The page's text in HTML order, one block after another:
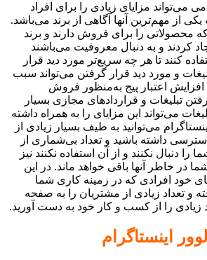
می‌تواند مزایای زیادی را برای افراد
از مهم‌ترین آنها آگاهی از برند می‌باشد.
محصولاتی را برای فروش دارند و برند
کردند و به دنبال معروفیت می‌باشند
کنند تا هر چه سریع‌تر مورد دید قرار
و مورد دید قرار گرفتن می‌تواند سبب
افزایش اعتبار پیج به‌منظور فروش
تبلیغات و قراردادهای مجازی بسیار
می‌تواند این مزایای را به همراه داشته
می‌توانید به طیف بسیار زیادی از
داشته باشید و تعداد بی‌شماری از
را دنبال نکنند و از آن استفاده نکنند نیز
در خاطر آنها باقی خواهد ماند. در این
خود افرادی که در زمینه کاری شما
و تعداد زیادی از مشتریان را به صفحه
زیادی را از کسب و کار خود به دست آورید.
اینستاگرام